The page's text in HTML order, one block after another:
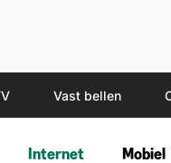
Internet
Vast bellen
Mobiel